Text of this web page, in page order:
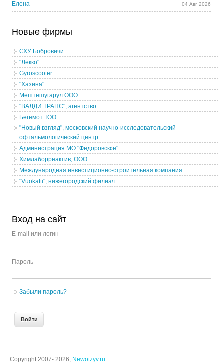
Елена
04 Авг 2026
Новые фирмы
СХУ Бобровичи
"Лекко"
Gyroscooter
"Хазина"
Мештешугарул ООО
"ВАЛДИ ТРАНС", агентство
Бегемот ТОО
"Новый взгляд", московский научно-исследовательский
офтальмологический центр
Администрация МО "Федоровское"
Химлаборреактив, ООО
Международная инвестиционно-строительная компания
"Vuokatti", нижегородский филиал
Вход на сайт
E-mail или логин
Пароль
Забыли пароль?
Copyright 2007- 2026, Newotzyv.ru